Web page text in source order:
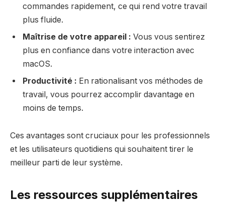
commandes rapidement, ce qui rend votre travail
plus fluide.
Maîtrise de votre appareil : Vous vous sentirez
plus en confiance dans votre interaction avec
macOS.
Productivité : En rationalisant vos méthodes de
travail, vous pourrez accomplir davantage en
moins de temps.
Ces avantages sont cruciaux pour les professionnels
et les utilisateurs quotidiens qui souhaitent tirer le
meilleur parti de leur système.
Les ressources supplémentaires